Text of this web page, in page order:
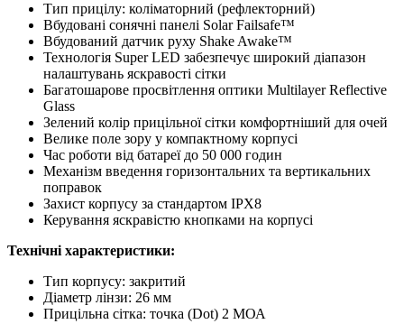
Тип прицілу: коліматорний (рефлекторний)
Вбудовані сонячні панелі Solar Failsafe™
Вбудований датчик руху Shake Awake™
Технологія Super LED забезпечує широкий діапазон
налаштувань яскравості сітки
Багатошарове просвітлення оптики Multilayer Reflective
Glass
Зелений колір прицільної сітки комфортніший для очей
Велике поле зору у компактному корпусі
Час роботи від батареї до 50 000 годин
Механізм введення горизонтальних та вертикальних
поправок
Захист корпусу за стандартом IPX8
Керування яскравістю кнопками на корпусі
Технічні характеристики:
Тип корпусу: закритий
Діаметр лінзи: 26 мм
Прицільна сітка: точка (Dot) 2 МОА